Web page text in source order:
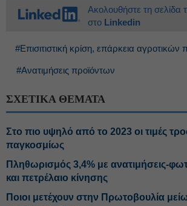
Ακολουθήστε τη σελίδα
στο Linkedin
#Επισιτιστική κρίση, επάρκεια αγροτικών
#Ανατιμήσεις προϊόντων
ΣΧΕΤΙΚΑ ΘΕΜΑΤΑ
Στο πιο υψηλό από το 2023 οι τιμές
παγκοσμίως
Πληθωρισμός 3,4% με ανατιμήσεις-
και πετρέλαιο κίνησης
Ποιοι μετέχουν στην Πρωτοβουλία